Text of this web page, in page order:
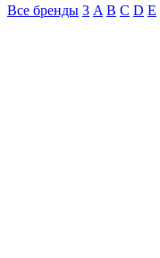
Все бренды 3 A B C D E